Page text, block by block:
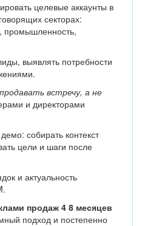
целевые аккаунты в
секторах:
промышленность,
выявлять потребности
продавать встречу, а не
и директорами
собирать контекст
цели и шаги после
и актуальность
продаж 4 8 месяцев
подход и постепенно